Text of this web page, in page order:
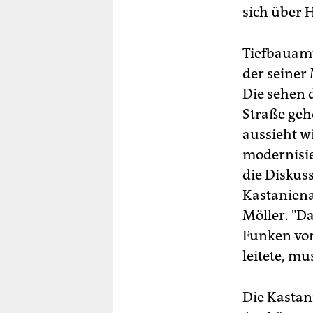
sich über
der seiner
Die sehen
Straße
aussieht
die
Möller.
Funken
leitete,
Die